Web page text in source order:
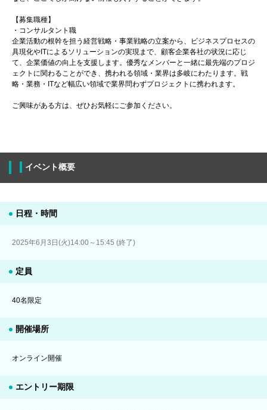
【募集職種】
・コンサルタント職
企業活動の根幹を担う経営戦略・事業戦略の立案から、ビジネスプロセスの
具現化やITによるソリューションの実現まで、顧客企業各社の状況に応じ
て、企業価値の向上を支援します。優秀なメンバーと一緒に最先端のプロジ
ェクトに関わることができ、携われる領域・業界は多岐にわたります。戦
略・業務・ITなど幅広い領域で業界問わずプロジェクトに携われます。
ご興味がある方は、ぜひお気軽にご参加ください。
イベント概要
日程・時間
2025年6月3日(火)14:00～15:45 (終了)
定員
40名限定
開催場所
オンライン開催
エントリー期限